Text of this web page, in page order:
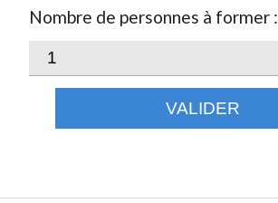
Nombre de personnes à former :
VALIDER